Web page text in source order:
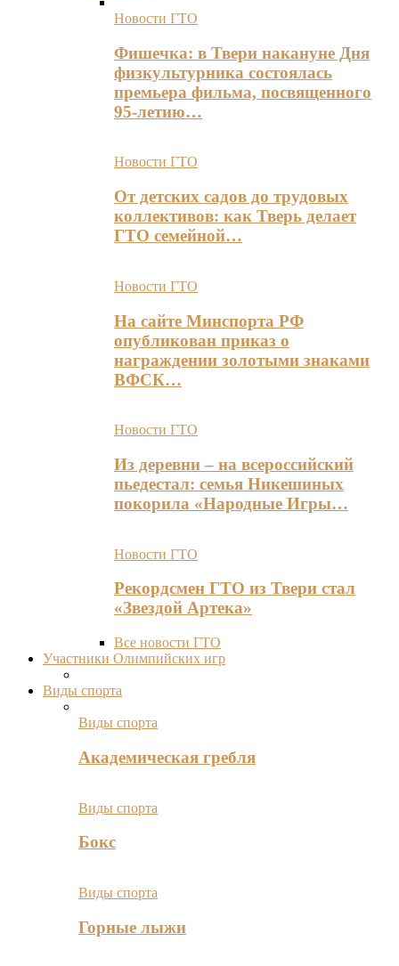
Новости ГТО
Фишечка: в Твери накануне Дня
физкультурника состоялась
премьера фильма, посвященного
95-летию…
Новости ГТО
От детских садов до трудовых
коллективов: как Тверь делает
ГТО семейной…
Новости ГТО
На сайте Минспорта РФ
опубликован приказ о
награждении золотыми знаками
ВФСК…
Новости ГТО
Из деревни – на всероссийский
пьедестал: семья Никешиных
покорила «Народные Игры…
Новости ГТО
Рекордсмен ГТО из Твери стал
«Звездой Артека»
Все новости ГТО
Участники Олимпийских игр
Виды спорта
Виды спорта
Академическая гребля
Виды спорта
Бокс
Виды спорта
Горные лыжи